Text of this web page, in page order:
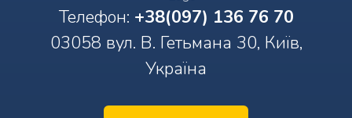
Телефон: +38(097) 136 76 70
03058 вул. В. Гетьмана 30, Київ,
Україна